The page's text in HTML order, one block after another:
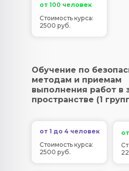
от 100 человек
Стоимость курса:
2500 руб.
Обучение по
методам и приемам
выполнения работ в
пространстве (1
от 1 до 4 человек
Стоимость курса:
2500 руб.